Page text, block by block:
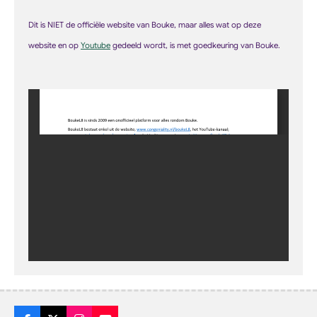
Dit is NIET de officiële website van Bouke, maar alles wat op deze
website en op Youtube gedeeld wordt, is met goedkeuring van Bouke.